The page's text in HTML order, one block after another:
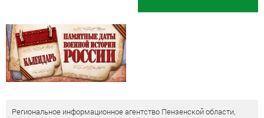
Региональное информационное агентство Пензенской области,